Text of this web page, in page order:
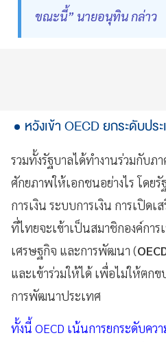
ขณะนี้” นายอนุทิน กล่าว
หวังเข้า OECD ยกระดับปร
รวมทั้งรัฐบาลได้ทำงานร่วมกับภ
ศักยภาพให้เอกชนอย่างไร โดย
การเงิน ระบบการเงิน การเปิด
ที่ไทยจะเข้าเป็นสมาชิกองค์การ
เศรษฐกิจ และการพัฒนา (
และเข้าร่วมให้ได้ เพื่อไม่ให้ตก
การพัฒนาประเทศ
ทั้งนี้ OECD เน้นการยกระดับคว